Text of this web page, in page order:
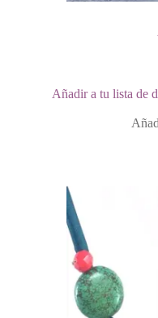
Añadir a tu lista de